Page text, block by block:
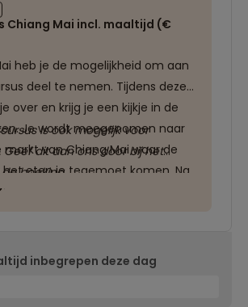
Chiang Mai incl. maaltijd (€
heb je de mogelijkheid om aan
deel te nemen. Tijdens deze
over en krijg je een kijkje in de
Je wordt meegenomen naar
markt van Chiang Mai waar de
het eten je tegemoet komen. Na
de markt bereid je samen
te maken met de Thaise
is ook mogelijk voor
Geef dit aan ons door bij het
boeking.
inbegrepen deze dag